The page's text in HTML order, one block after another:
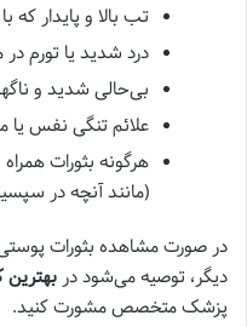
تب بالا و پایدار
درد شدید یا تورم
بی‌حالی شدید و
علائم تنگی نفس
هرگونه بثورات
(مانند آنچه در
در صورت مشاهده بثورات پوستی
دیگر، توصیه می‌شود در بهترین
پزشک متخصص مشورت کنید.